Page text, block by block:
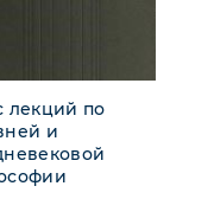
лекций по
и